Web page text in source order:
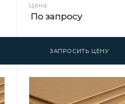
Цена:
По запросу
ЗАПРОСИТЬ ЦЕНУ